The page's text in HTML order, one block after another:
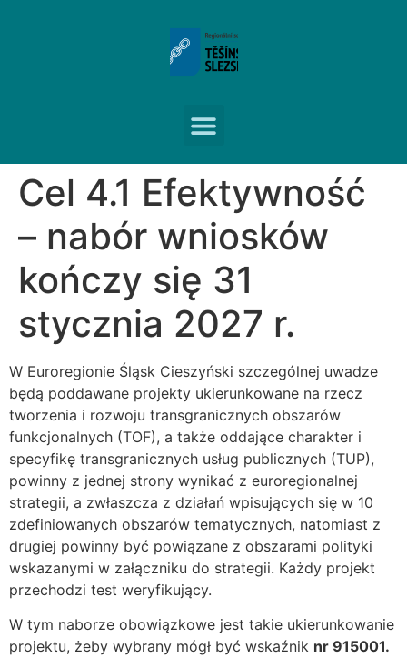
Cel 4.1 Efektywność
– nabór wniosków
kończy się 31
stycznia 2027 r.
W Euroregionie Śląsk Cieszyński szczególnej uwadze
będą poddawane projekty ukierunkowane na rzecz
tworzenia i rozwoju transgranicznych obszarów
funkcjonalnych (TOF), a także oddające charakter i
specyfikę transgranicznych usług publicznych (TUP),
powinny z jednej strony wynikać z euroregionalnej
strategii, a zwłaszcza z działań wpisujących się w 10
zdefiniowanych obszarów tematycznych, natomiast z
drugiej powinny być powiązane z obszarami polityki
wskazanymi w załączniku do strategii. Każdy projekt
przechodzi test weryfikujący.
W tym naborze obowiązkowe jest takie ukierunkowanie
projektu, żeby wybrany mógł być wskaźnik nr 915001.